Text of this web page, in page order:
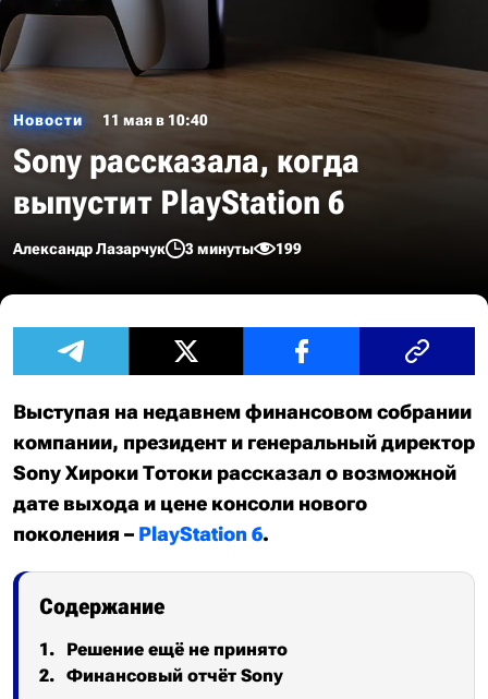
Новости 11 мая в 10:40
Sony рассказала, когда
выпустит PlayStation 6
Александр Лазарчук 3 минуты 199
Выступая на недавнем финансовом собрании
компании, президент и генеральный директор
Sony Хироки Тотоки рассказал о возможной
дате выхода и цене консоли нового
поколения – PlayStation 6.
Содержание
Решение ещё не принято
Финансовый отчёт Sony